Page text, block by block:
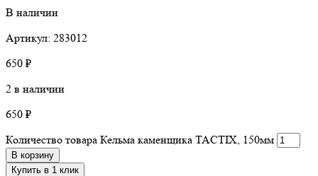
В наличии
Артикул: 283012
650 ₽
2 в наличии
650 ₽
Количество товара Кельма каменщика TACTIX, 150мм
В корзину
Купить в 1 клик